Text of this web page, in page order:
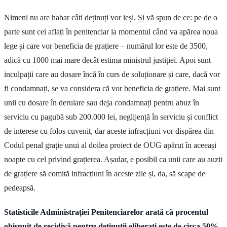
Nimeni nu are habar câti deținuți vor ieși. Și vă spun de ce: pe de o
parte sunt cei aflați în penitenciar la momentul când va apărea noua
lege și care vor beneficia de grațiere – numărul lor este de 3500,
adică cu 1000 mai mare decât estima ministrul justiției. Apoi sunt
inculpații care au dosare încă în curs de soluționare și care, dacă vor
fi condamnați, se va considera că vor beneficia de grațiere. Mai sunt
unii cu dosare în derulare sau deja condamnați pentru abuz în
serviciu cu pagubă sub 200.000 lei, neglijență în serviciu și conflict
de interese cu folos cuvenit, dar aceste infracțiuni vor dispărea din
Codul penal grație unui al doilea proiect de OUG apărut în aceeași
noapte cu cel privind grațierea. Așadar, e posibil ca unii care au auzit
de grațiere să comită infracțiuni în aceste zile și, da, să scape de
pedeapsă.
Statisticile Administrației Penitenciarelor arată că procentul